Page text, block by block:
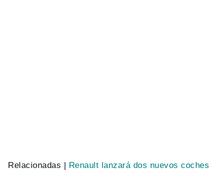
Relacionadas | Renault lanzará dos nuevos coches